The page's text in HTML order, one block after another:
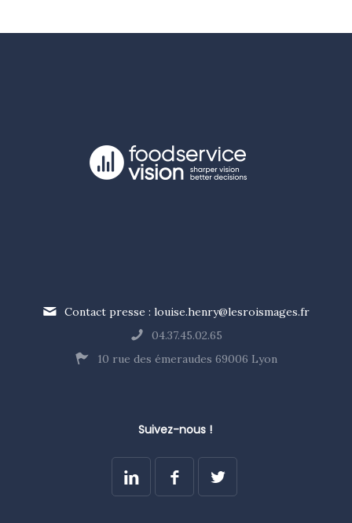
Contact presse : louise.henry@lesroismages.fr
04.37.45.02.65
10 rue des émeraudes 69006 Lyon
Suivez-nous !